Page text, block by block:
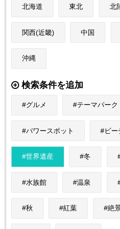
北海道 東北 北
関西(近畿) 中国
沖縄
検索条件を追加
グルメ テーマパーク
パワースポット ビー
世界遺産 冬
水族館 温泉
秋 紅葉 絶